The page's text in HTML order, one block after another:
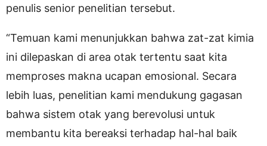
penulis senior penelitian tersebut.
“Temuan kami menunjukkan bahwa zat-zat kimia
ini dilepaskan di area otak tertentu saat kita
memproses makna ucapan emosional. Secara
lebih luas, penelitian kami mendukung gagasan
bahwa sistem otak yang berevolusi untuk
membantu kita bereaksi terhadap hal-hal baik